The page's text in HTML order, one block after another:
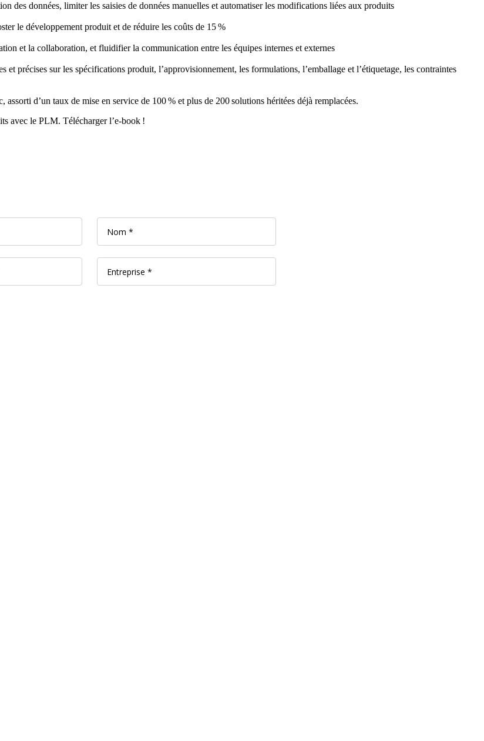
des données, limiter les saisies de données manuelles et automatiser les modifications liées aux produits
le développement produit et de réduire les coûts de 15 %
et la collaboration, et fluidifier la communication entre les équipes internes et externes
et précises sur les spécifications produit, l’approvisionnement, les formulations, l’emballage et l’étiquetage, les contraintes
d’un taux de mise en service de 100 % et plus de 200 solutions héritées déjà remplacées.
avec le PLM. Télécharger l’e-book !